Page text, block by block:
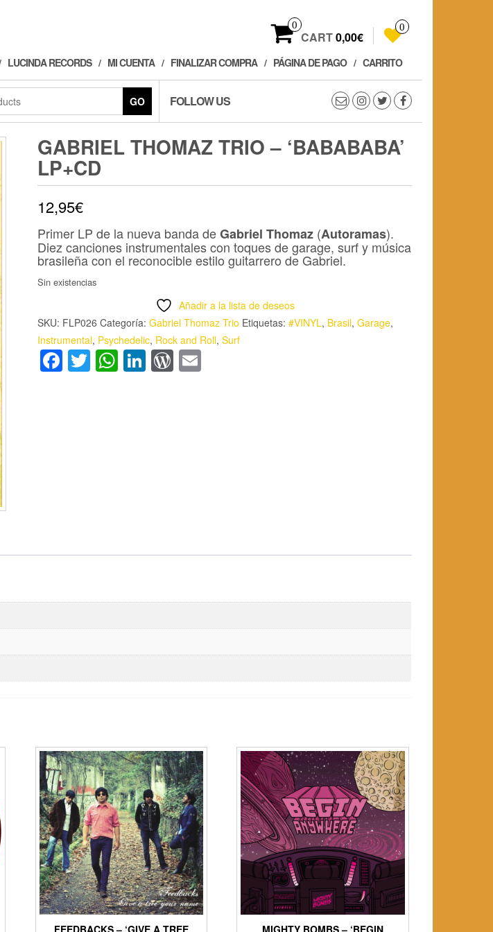
0
CART0,00€
0
LUCINDA RECORDS MI CUENTA FINALIZAR COMPRA PÁGINA DE PAGO CARRITO
GO FOLLOW US
GABRIEL THOMAZ TRIO – ‘BABABABA’
LP+CD
12,95€
Primer LP de la nueva banda deGabriel Thomaz (Autoramas).
Diez canciones instrumentales con toques de garage, surf y música
brasileña con el reconocible estilo guitarrero de Gabriel.
Sin existencias
Añadir a la lista de deseos
SKU: FLP026 Categoría: Gabriel Thomaz Trio Etiquetas: #VINYL, Brasil, Garage,
Instrumental, Psychedelic, Rock and Roll, Surf
Facebook
Twitter
WhatsApp
LinkedIn
WordPress